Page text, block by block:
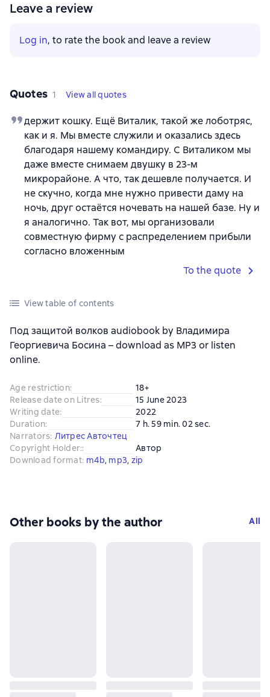
Leave a review
Log in, to rate the book and leave a review
Quotes 1 View all quotes
держит кошку. Ещё Виталик, такой же лоботряс,
как и я. Мы вместе служили и оказались здесь
благодаря нашему командиру. С Виталиком мы
даже вместе снимаем двушку в 23-м
микрорайоне. А что, так дешевле получается. И
не скучно, когда мне нужно привести даму на
ночь, друг остаётся ночевать на нашей базе. Ну и
я аналогично. Так вот, мы организовали
совместную фирму с распределением прибыли
согласно вложенным
To the quote
View table of contents
Под защитой волков audiobook by Владимира
Георгиевича Босина – download as MP3 or listen
online.
Age restriction:
18+
Release date on Litres:
15 June 2023
Writing date:
2022
Duration:
7 h. 59 min. 02 sec.
Narrators: Литрес Авточтец
Copyright Holder::
Автор
Download format: m4b, mp3, zip
Other books by the author All